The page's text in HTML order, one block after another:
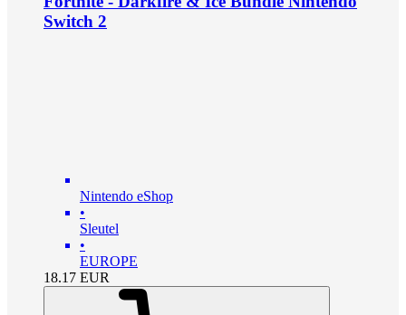
Switch 2
Nintendo eShop
•
Sleutel
•
EUROPE
18.17 EUR